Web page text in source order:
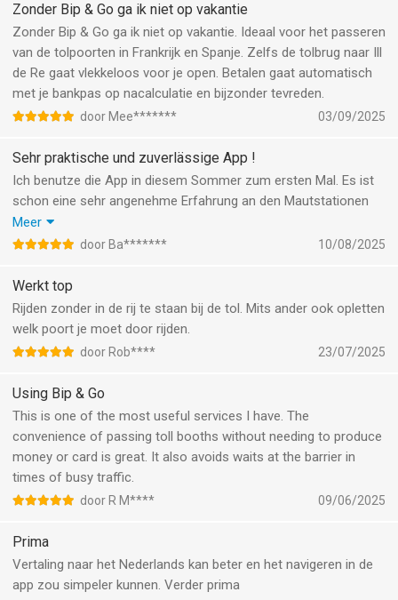
Zonder Bip & Go ga ik niet op vakantie
Zonder Bip & Go ga ik niet op vakantie. Ideaal voor het passeren
van de tolpoorten in Frankrijk en Spanje. Zelfs de tolbrug naar Ill
de Re gaat vlekkeloos voor je open. Betalen gaat automatisch
met je bankpas op nacalculatie en bijzonder tevreden.
door Mee******* 03/09/2025
Sehr praktische und zuverlässige App !
Ich benutze die App in diesem Sommer zum ersten Mal. Es ist
schon eine sehr angenehme Erfahrung an den Mautstationen
nicht ewig im Stau stehen zu müssen sondern auf speziellen
relativ zügig passieren zu können. Bis jetzt keinerlei Probleme
Meer
door Ba******* 10/08/2025
Werkt top
Rijden zonder in de rij te staan bij de tol. Mits ander ook opletten
welk poort je moet door rijden.
door Rob**** 23/07/2025
Using Bip & Go
This is one of the most useful services I have. The
convenience of passing toll booths without needing to produce
money or card is great. It also avoids waits at the barrier in
times of busy traffic.
door R M**** 09/06/2025
Prima
Vertaling naar het Nederlands kan beter en het navigeren in de
app zou simpeler kunnen. Verder prima